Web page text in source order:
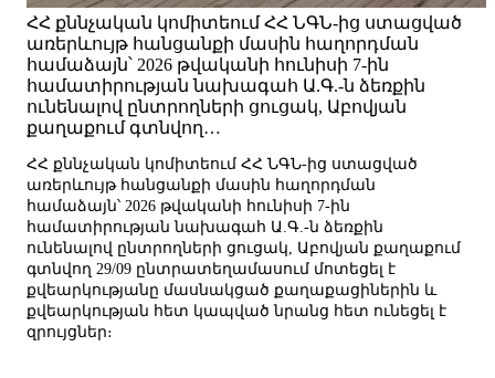
ՀՀ քննչական կոմիտեում ՀՀ ՆԳՆ-ից ստացված
առերևույթ հանցանքի մասին հաղորդման
համաձայն՝ 2026 թվականի հունիսի 7-ին
համատիրության նախագահ Ա.Գ.-ն ձեռքին
ունենալով ընտրողների ցուցակ, Աբովյան
քաղաքում գտնվող…
ՀՀ քննչական կոմիտեում ՀՀ ՆԳՆ-ից ստացված
առերևույթ հանցանքի մասին հաղորդման
համաձայն՝ 2026 թվականի հունիսի 7-ին
համատիրության նախագահ Ա.Գ.-ն ձեռքին
ունենալով ընտրողների ցուցակ, Աբովյան քաղաքում
գտնվող 29/09 ընտրատեղամասում մոտեցել է
քվեարկությանը մասնակցած քաղաքացիներին և
քվեարկության հետ կապված նրանց հետ ունեցել է
զրույցներ։